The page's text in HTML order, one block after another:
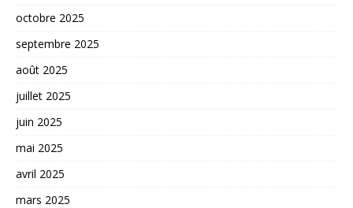
octobre 2025
septembre 2025
août 2025
juillet 2025
juin 2025
mai 2025
avril 2025
mars 2025